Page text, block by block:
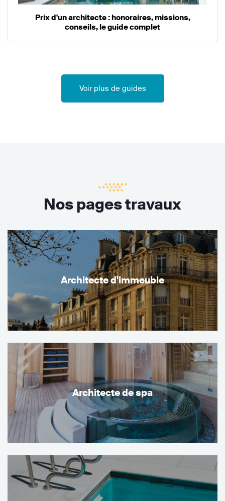
Prix d'un architecte : honoraires, missions,
conseils, le guide complet
Voir plus de guides
Nos pages travaux
Architecte d'immeuble
Architecte de spa